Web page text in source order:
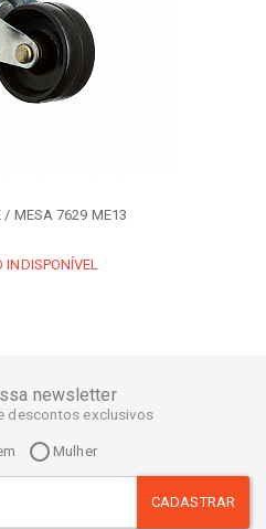
/ MESA 7629 ME13
INDISPONÍVEL
newsletter
descontos exclusivos
Mulher
CADASTRAR